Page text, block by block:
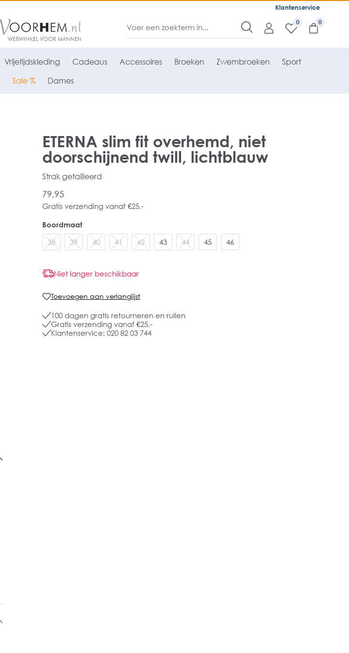
Klantenservice
0
Vrijetijdskleding Cadeaus Accessoires Broeken Zwembroeken Sport
Sale % Dames
ETERNA slim fit overhemd, niet
doorschijnend twill, lichtblauw
Strak getailleerd
79,95
Gratis verzending vanaf €25,-
Boordmaat
38
39 40 41 42 43 44 45 46
Niet langer beschikbaar
Toevoegen aan verlanglijst
100 dagen gratis retourneren en ruilen
Gratis verzending vanaf €25,-
Klantenservice: 020 82 03 744